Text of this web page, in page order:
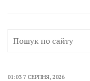
01:03 7 СЕРПНЯ, 2026